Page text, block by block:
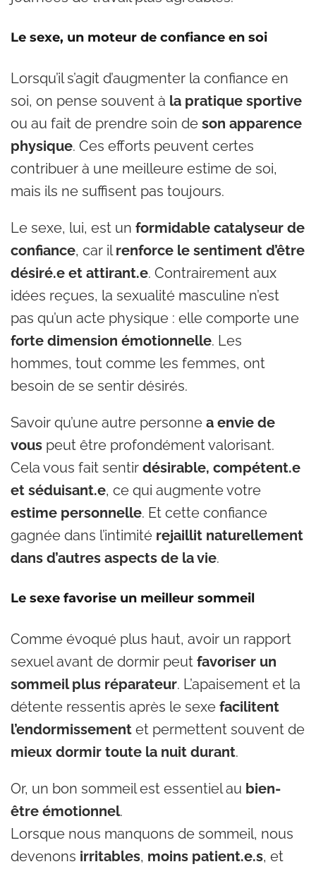
Le sexe, un moteur de confiance en soi
Lorsqu’il s’agit d’augmenter la confiance en
soi, on pense souvent à la pratique sportive
ou au fait de prendre soin de son apparence
physique. Ces efforts peuvent certes
contribuer à une meilleure estime de soi,
mais ils ne suffisent pas toujours.
Le sexe, lui, est un formidable catalyseur de
confiance, car ilrenforce le sentiment d’être
désiré.e et attirant.e. Contrairement aux
idées reçues, la sexualité masculine n’est
pas qu’un acte physique : elle comporte une
forte dimension émotionnelle. Les
hommes, tout comme les femmes, ont
besoin de se sentir désirés.
Savoir qu’une autre personne a envie de
vous peut être profondément valorisant.
Cela vous fait sentir désirable, compétent.e
et séduisant.e, ce qui augmente votre
estime personnelle. Et cette confiance
gagnée dans l’intimité rejaillit naturellement
dans d’autres aspects de la vie.
Le sexe favorise un meilleur sommeil
Comme évoqué plus haut, avoir un rapport
sexuel avant de dormir peut favoriser un
sommeil plus réparateur. L’apaisement et la
détente ressentis après le sexe facilitent
l’endormissement et permettent souvent de
mieux dormir toute la nuit durant.
Or, un bon sommeil est essentiel au bien-
être émotionnel.
Lorsque nous manquons de sommeil, nous
devenons irritables, moins patient.e.s, et